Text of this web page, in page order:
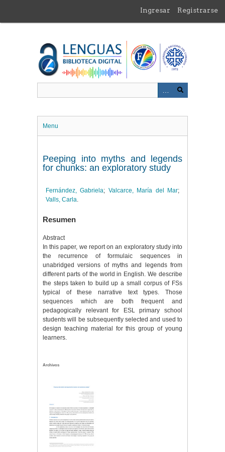
contenido
Ingresar Registrarse
Menu
Peeping into myths and legends
for chunks: an exploratory study
Fernández, Gabriela; Valcarce, María del Mar;
Valls, Carla.
Resumen
Abstract
In this paper, we report on an exploratory study into
the recurrence of formulaic sequences in
unabridged versions of myths and legends from
different parts of the world in English. We describe
the steps taken to build up a small corpus of FSs
typical of these narrative text types. Those
sequences which are both frequent and
pedagogically relevant for ESL primary school
students will be subsequently selected and used to
design teaching material for this group of young
learners.
Archivos